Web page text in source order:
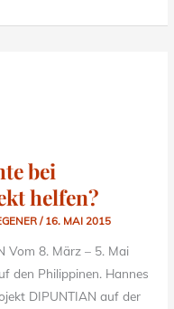
bei
helfen?
/ 16. MAI 2015
Vom 8. März – 5. Mai
den Philippinen. Hannes
DIPUNTIAN auf der